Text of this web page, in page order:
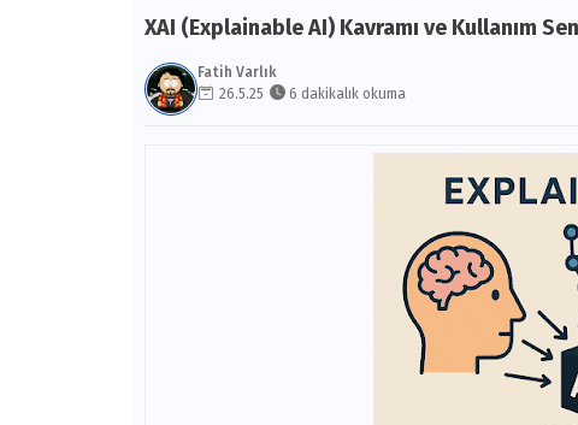
XAI (Explainable AI) Kavramı ve Kullanım
Fatih Varlık
26.5.25
6 dakikalık okuma